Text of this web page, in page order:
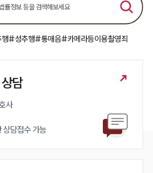
대륜법률상담예약
대륜법률상담예약
#성추행#통매음#카메라등이용촬영죄
담
사
담접수 가능